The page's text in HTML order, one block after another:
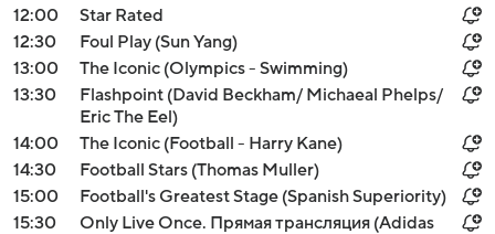
12:00
Star Rated
12:30
Foul Play (Sun Yang)
13:00
The Iconic (Olympics - Swimming)
13:30
Flashpoint (David Beckham/ Michaeal Phelps/
Eric The Eel)
14:00
The Iconic (Football - Harry Kane)
14:30
Football Stars (Thomas Muller)
15:00
Football's Greatest Stage (Spanish Superiority)
15:30
Only Live Once. Прямая трансляция (Adidas